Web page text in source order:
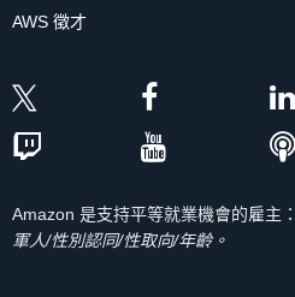
AWS 徵才
Amazon 是支持平等就業機會的雇主：
軍人/性別認同/性取向/年齡。